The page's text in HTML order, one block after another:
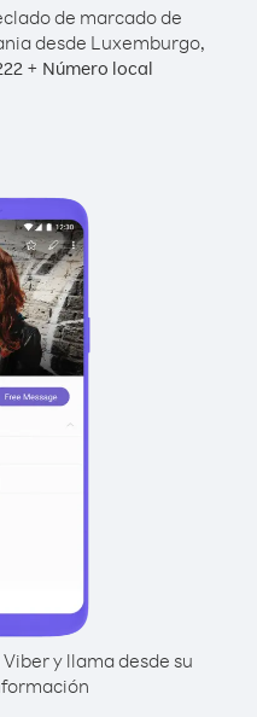
de marcado de
desde Luxemburgo,
+ Número local
y llama desde su